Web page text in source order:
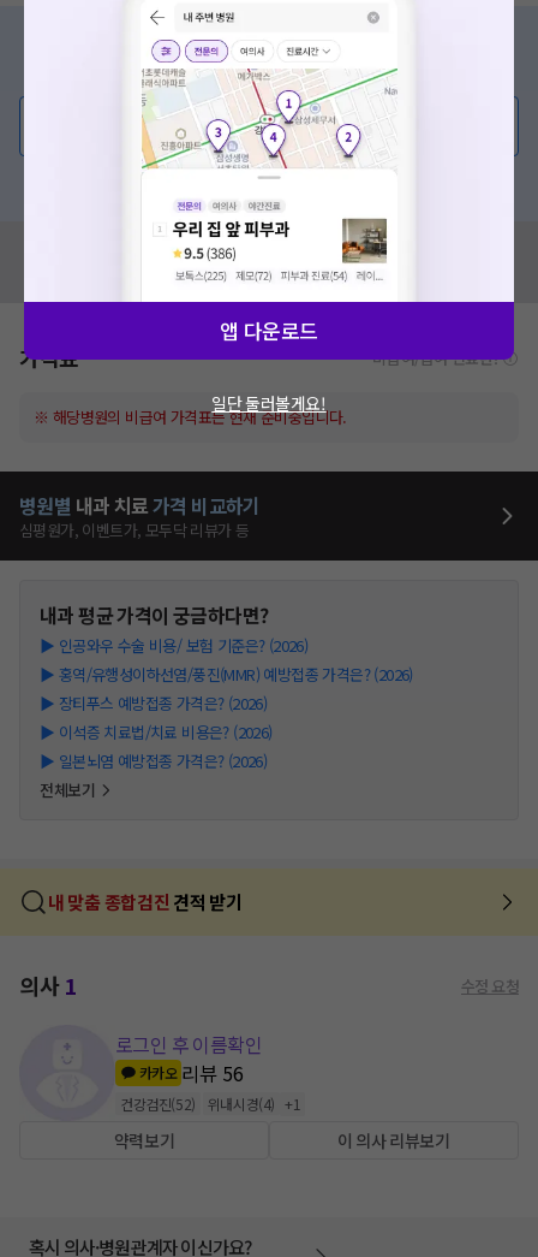
증상/치료, 궁금한 점이 있나요?
의사가 직접 답해드려요!
💬 무엇이든 물어보세요
혹은, 의료상담 서비스에 다양한 게시글 보러가기
혹시 잘못된 병원정보가 있나요?
모두닥 팀에 알려주세요!
가격표 비급여/급여 진료란?
※ 해당병원의 비급여 가격표는 현재 준비중입니다.
병원별 내과 치료가격 비교하기
심평원가, 이벤트가, 모두닥 리뷰가 등
내과평균 가격이 궁금하다면?
▶ 인공와우 수술 비용/ 보험 기준은? (2026)
▶ 홍역/유행성이하선염/풍진(MMR) 예방접종 가격은? (2026)
▶ 장티푸스 예방접종 가격은? (2026)
▶ 이석증 치료법/치료 비용은? (2026)
▶ 일본뇌염 예방접종 가격은? (2026)
전체보기
내 맞춤 종합검진 견적 받기
의사1 수정 요청
로그인 후 이름확인
카카오 리뷰 56
건강검진(52) 위내시경(4) +1
약력보기 이 의사 리뷰보기
혹시 의사·병원관계자 이신가요?
앱 다운로드
일단 둘러볼게요!